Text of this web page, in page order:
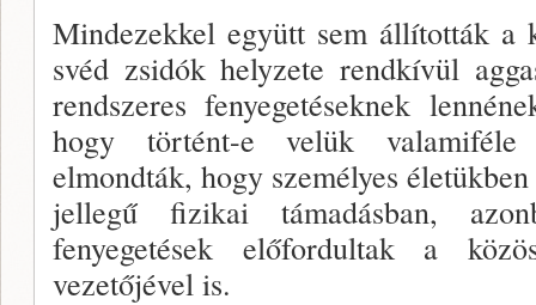
Mindezekkel együtt sem állították a
svéd zsidók helyzete rendkívül
rendszeres fenyegetéseknek
hogy történt-e velük valamiféle
elmondták, hogy személyes
jellegű fizikai támadásban,
fenyegetések előfordultak a
vezetőjével is.